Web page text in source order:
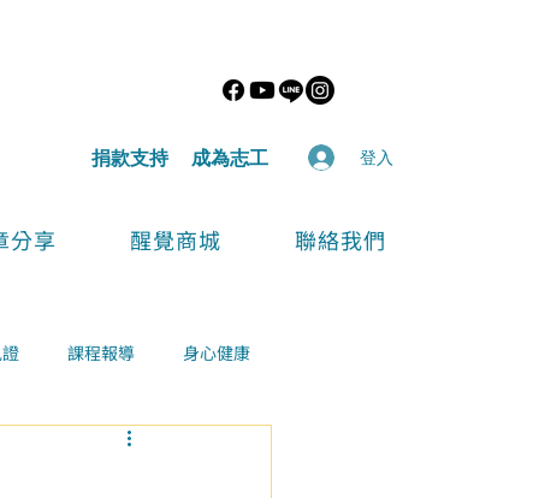
​捐款支持 ​成為志工 登入
分享 醒覺商城 聯絡我們
課程報導 身心健康